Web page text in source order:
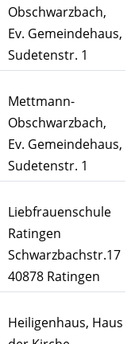
Obschwarzbach,
Ev. Gemeindehaus,
Sudetenstr. 1
Mettmann-
Obschwarzbach,
Ev. Gemeindehaus,
Sudetenstr. 1
Liebfrauenschule
Ratingen
Schwarzbachstr.17
40878 Ratingen
Heiligenhaus, Haus